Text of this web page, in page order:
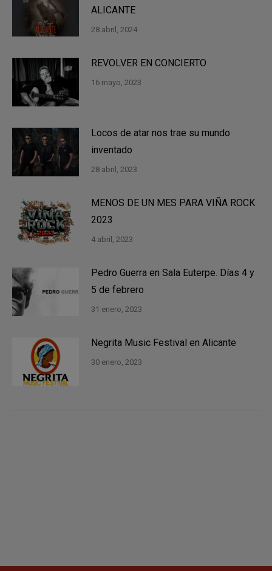
ALICANTE
28 abril, 2024
REVOLVER EN CONCIERTO
16 mayo, 2023
Locos de atar nos trae su mundo
inventado
28 abril, 2023
MENOS DE UN MES PARA VIÑA ROCK
2023
4 abril, 2023
Pedro Guerra en Sala Euterpe. Días 4 y
5 de febrero
31 enero, 2023
Negrita Music Festival en Alicante
30 enero, 2023